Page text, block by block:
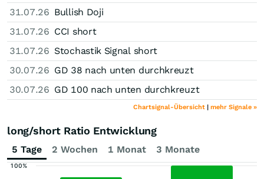
31.07.26 Bullish Doji
31.07.26 CCI short
31.07.26 Stochastik Signal short
30.07.26 GD 38 nach unten durchkreuzt
30.07.26 GD 100 nach unten durchkreuzt
Chartsignal-Übersicht | mehr Signale »
long/short Ratio Entwicklung
5 Tage 2 Wochen 1 Monat 3 Monate
100%